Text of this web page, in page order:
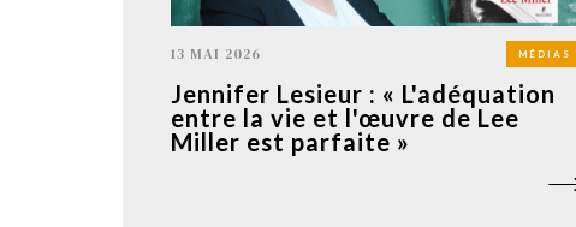
13 MAI 2026 MÉDIAS
Jennifer Lesieur : « L'adéquation
entre la vie et l'œuvre de Lee
Miller est parfaite »